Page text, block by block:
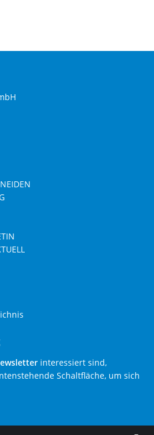
interessiert sind,
Schaltfläche, um sich